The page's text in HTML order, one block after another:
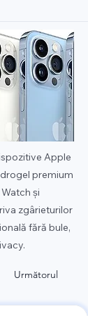
Apple
premium
și
zgârieturilor
fără bule,
Următorul